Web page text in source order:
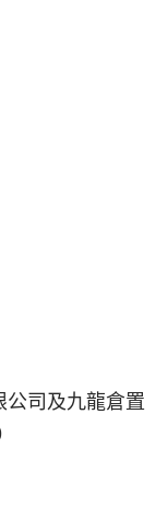
公司及九龍倉置